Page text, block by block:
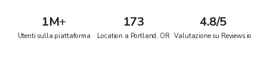
1M+
Utenti sulla piattaforma
173
Location a Portland, OR
4.8/5
Valutazione su Reviews.io